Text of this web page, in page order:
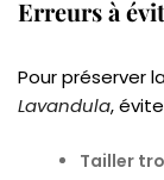
Erreurs à
Pour préserver
Lavandula,
Tailler